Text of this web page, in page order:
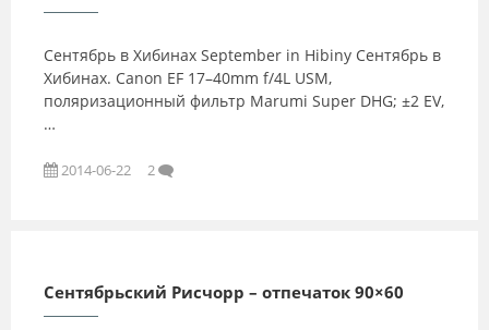
Сентябрь в Хибинах September in Hibiny Сентябрь в
Хибинах. Canon EF 17–40mm f/4L USM,
поляризационный фильтр Marumi Super DHG; ±2 EV,
…
2014-06-22 2
Сентябрьский Рисчорр – отпечаток 90×60